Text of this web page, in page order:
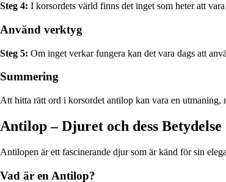
Steg 4: I korsordets värld finns det inget som heter att
Använd verktyg
Steg 5: Om inget verkar fungera kan det vara dags att
Summering
Att hitta rätt ord i korsordet antilop kan vara en utmaning,
Antilop – Djuret och dess Betydelse
Antilopen är ett fascinerande djur som är känd för sin
Vad är en Antilop?